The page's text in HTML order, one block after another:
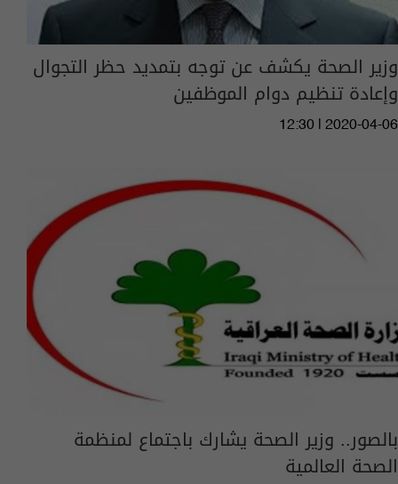
وزير الصحة يكشف عن توجه بتمديد حظر التجوال
وإعادة تنظيم دوام الموظفين
12:30 | 2020-04-06
بالصور.. وزير الصحة يشارك باجتماع لمنظمة
الصحة العالمية